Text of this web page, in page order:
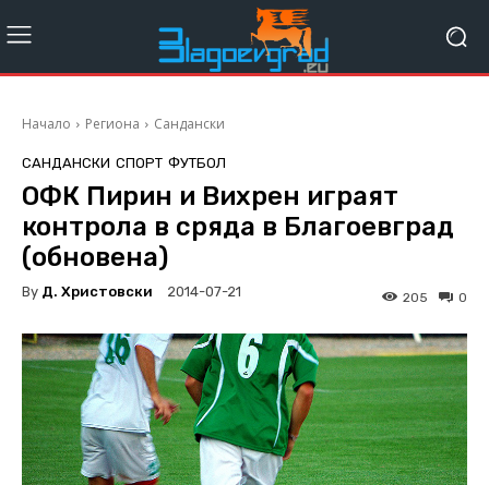
Начало Региона Сандански
САНДАНСКИ СПОРТ ФУТБОЛ
ОФК Пирин и Вихрен играят
контрола в сряда в Благоевград
(обновена)
By Д. Христовски 2014-07-21 0
205